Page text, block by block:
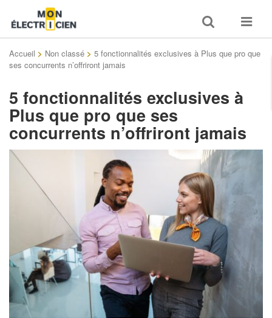
Toggle
search
Toggle
Accueil > Non classé > 5 fonctionnalités exclusives à Plus que pro que
ses concurrents n’offriront jamais
5 fonctionnalités exclusives à
Plus que pro que ses
concurrents n’offriront jamais